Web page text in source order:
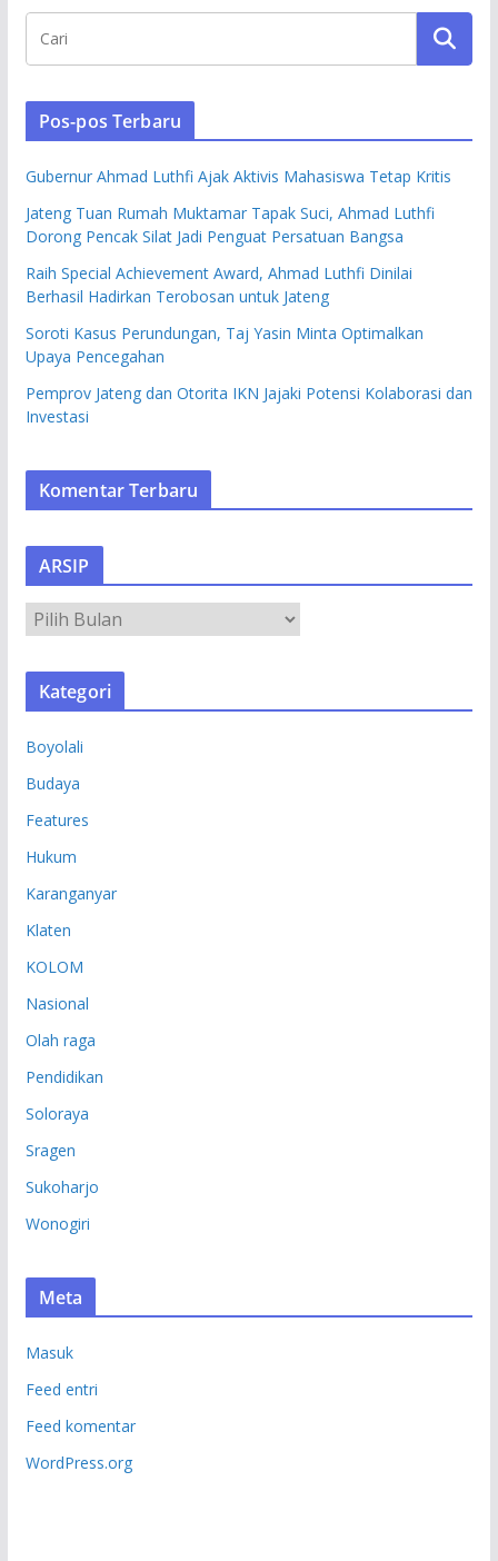
Pos-pos Terbaru
Gubernur Ahmad Luthfi Ajak Aktivis Mahasiswa Tetap Kritis
Jateng Tuan Rumah Muktamar Tapak Suci, Ahmad Luthfi
Dorong Pencak Silat Jadi Penguat Persatuan Bangsa
Raih Special Achievement Award, Ahmad Luthfi Dinilai
Berhasil Hadirkan Terobosan untuk Jateng
Soroti Kasus Perundungan, Taj Yasin Minta Optimalkan
Upaya Pencegahan
Pemprov Jateng dan Otorita IKN Jajaki Potensi Kolaborasi dan
Investasi
Komentar Terbaru
ARSIP
R
S
Kategori
Boyolali
Budaya
Features
Hukum
Karanganyar
Klaten
KOLOM
Nasional
Olah raga
Pendidikan
Soloraya
Sragen
Sukoharjo
Wonogiri
Meta
Masuk
Feed entri
Feed komentar
WordPress.org